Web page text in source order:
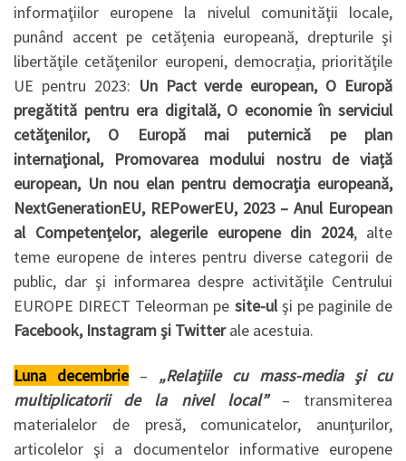
informaţiilor europene la nivelul comunităţii locale,
punând accent pe cetățenia europeană, drepturile şi
libertăţile cetăţenilor europeni, democrația, priorităţile
UE pentru 2023: Un Pact verde european, O Europă
pregătită pentru era digitală, O economie în serviciul
cetăţenilor, O Europă mai puternică pe plan
internaţional, Promovarea modului nostru de viață
european, Un nou elan pentru democrația europeană,
NextGenerationEU, REPowerEU, 2023 – Anul European
al Competențelor, alegerile europene din 2024, alte
teme europene de interes pentru diverse categorii de
public, dar şi informarea despre activităţile Centrului
EUROPE DIRECT Teleorman pe site-ulşi pe paginile de
Facebook, Instagram şi Twitterale acestuia.
Luna decembrie – „Relațiile cu mass-media şi cu
multiplicatorii de la nivel local”– transmiterea
materialelor de presă, comunicatelor, anunţurilor,
articolelor şi a documentelor informative europene